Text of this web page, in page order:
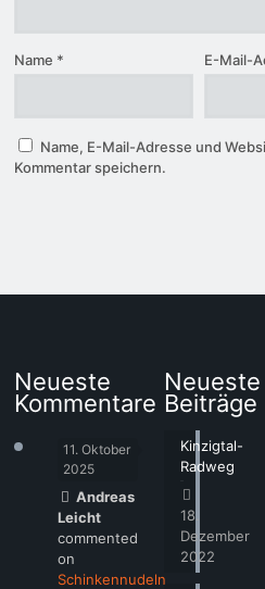
Name * E-Mail-
Name, E-Mail-Adresse und
Kommentar speichern.
Neueste
Kommentare
11. Oktober
2025
Andreas
Leicht
commented
on
Schinkennudeln
Neueste
Beiträge
Kinzigtal-
Radweg
18.
Dezember
2022